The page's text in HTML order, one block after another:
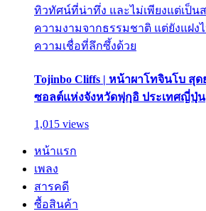
ทิวทัศน์ที่น่าทึ่ง และไม่เพียงแต่เป็น
ความงามจากธรรมชาติ แต่ยังแฝง
ความเชื่อที่ลึกซึ้งด้วย
Tojinbo Cliffs | หน้าผาโทจินโบ สุ
ซอลต์แห่งจังหวัดฟุกุอิ ประเทศญี่ปุ่น
1,015 views
หน้าแรก
เพลง
สารคดี
ซื้อสินค้า